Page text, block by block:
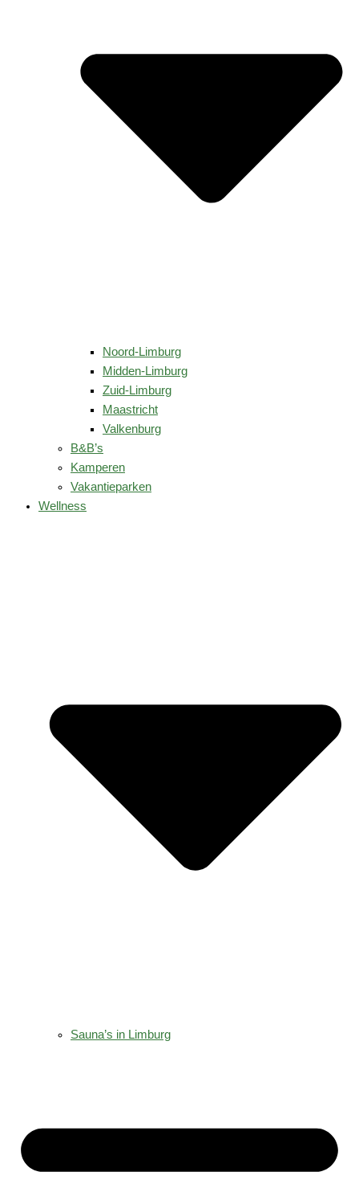
Noord-Limburg
Midden-Limburg
Zuid-Limburg
Maastricht
Valkenburg
B&B’s
Kamperen
Vakantieparken
Wellness
Sauna’s in Limburg